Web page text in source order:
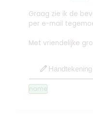
Graag zie ik de
per e-mail
Met vriendelijke
edit
name